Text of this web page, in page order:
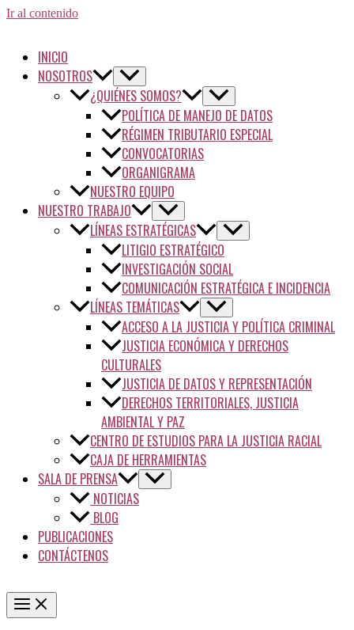
Ir al contenido
INICIO
NOSOTROS
¿QUIÉNES SOMOS?
POLÍTICA DE MANEJO DE DATOS
RÉGIMEN TRIBUTARIO ESPECIAL
CONVOCATORIAS
ORGANIGRAMA
NUESTRO EQUIPO
NUESTRO TRABAJO
LÍNEAS ESTRATÉGICAS
LITIGIO ESTRATÉGICO
INVESTIGACIÓN SOCIAL
COMUNICACIÓN ESTRATÉGICA E INCIDENCIA
LÍNEAS TEMÁTICAS
ACCESO A LA JUSTICIA Y POLÍTICA CRIMINAL
JUSTICIA ECONÓMICA Y DERECHOS
CULTURALES
JUSTICIA DE DATOS Y REPRESENTACIÓN
DERECHOS TERRITORIALES, JUSTICIA
AMBIENTAL Y PAZ
CENTRO DE ESTUDIOS PARA LA JUSTICIA RACIAL
CAJA DE HERRAMIENTAS
SALA DE PRENSA
NOTICIAS
BLOG
PUBLICACIONES
CONTÁCTENOS